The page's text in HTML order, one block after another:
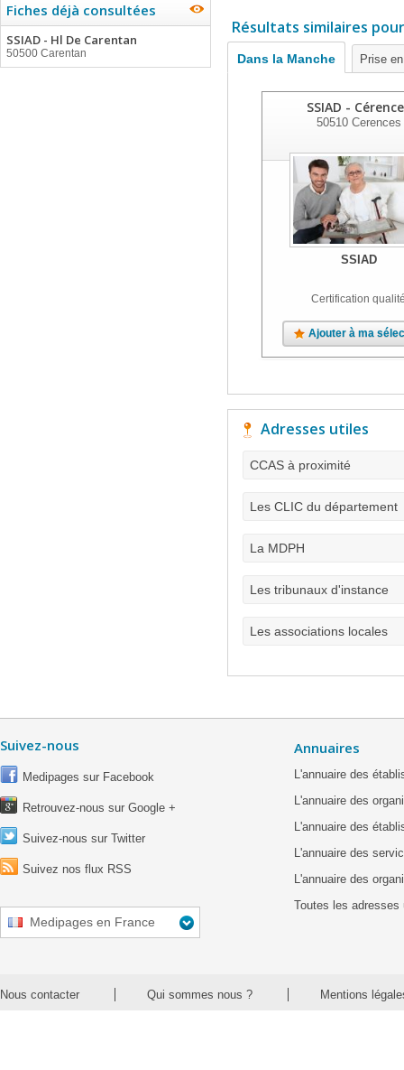
Fiches déjà consultées
SSIAD - Hl De Carentan
50500 Carentan
Résultats similaires
Dans la Manche Prise
SSIAD -
50510Cerences
SSIAD
Certification
Ajouter à ma
Adresses utiles
CCAS à proximité
Les CLIC du département
La MDPH
Les tribunaux d'instance
Les associations locales
Suivez-nous
Medipages sur Facebook
Retrouvez-nous sur Google +
Suivez-nous sur Twitter
Suivez nos flux RSS
Medipages en France
Annuaires
L'annuaire des
L'annuaire des
L'annuaire des
L'annuaire des
L'annuaire des
Toutes les adresses
Nous contacter Qui sommes nous ? Mentions